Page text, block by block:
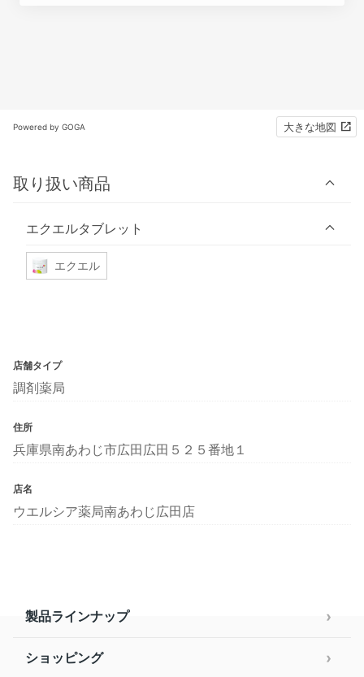
Powered by GOGA 大きな地図
取り扱い商品
エクエルタブレット
エクエル
店舗タイプ
調剤薬局
住所
兵庫県南あわじ市広田広田５２５番地１
店名
ウエルシア薬局南あわじ広田店
製品ラインナップ
ショッピング